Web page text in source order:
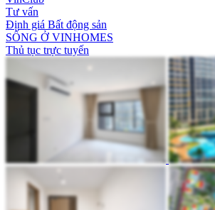
Tư vấn
Định giá Bất động sản
SỐNG Ở VINHOMES
Thủ tục trực tuyến